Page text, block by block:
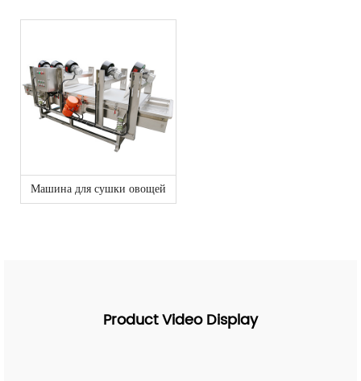
Машина для сушки овощей
Product Video Display